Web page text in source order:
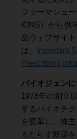
ファーマシュ
IONS）から供
品ウェブサイ
は、 Important
Prescribing
バイオジェン
1978年の創立
するバイオテ
を変革し、株
もたらす新薬